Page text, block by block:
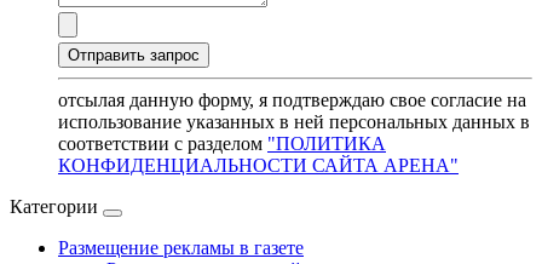
отсылая данную форму, я подтверждаю свое согласие на
использование указанных в ней персональных данных в
соответствии с разделом "ПОЛИТИКА
КОНФИДЕНЦИАЛЬНОСТИ САЙТА АРЕНА"
Категории
Размещение рекламы в газете